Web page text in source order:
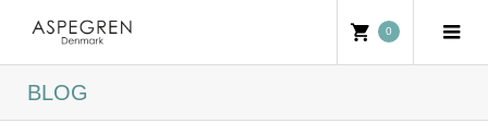
0
BLOG